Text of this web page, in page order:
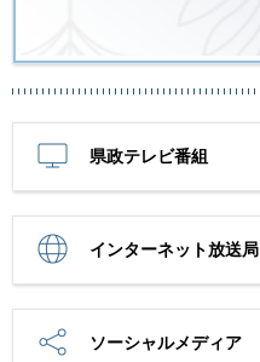
県政テレビ番組
インターネット放送局
ソーシャルメディア